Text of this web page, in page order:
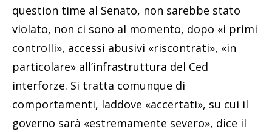
question time al Senato, non sarebbe stato
violato, non ci sono al momento, dopo «i primi
controlli», accessi abusivi «riscontrati», «in
particolare» all’infrastruttura del Ced
interforze. Si tratta comunque di
comportamenti, laddove «accertati», su cui il
governo sarà «estremamente severo», dice il